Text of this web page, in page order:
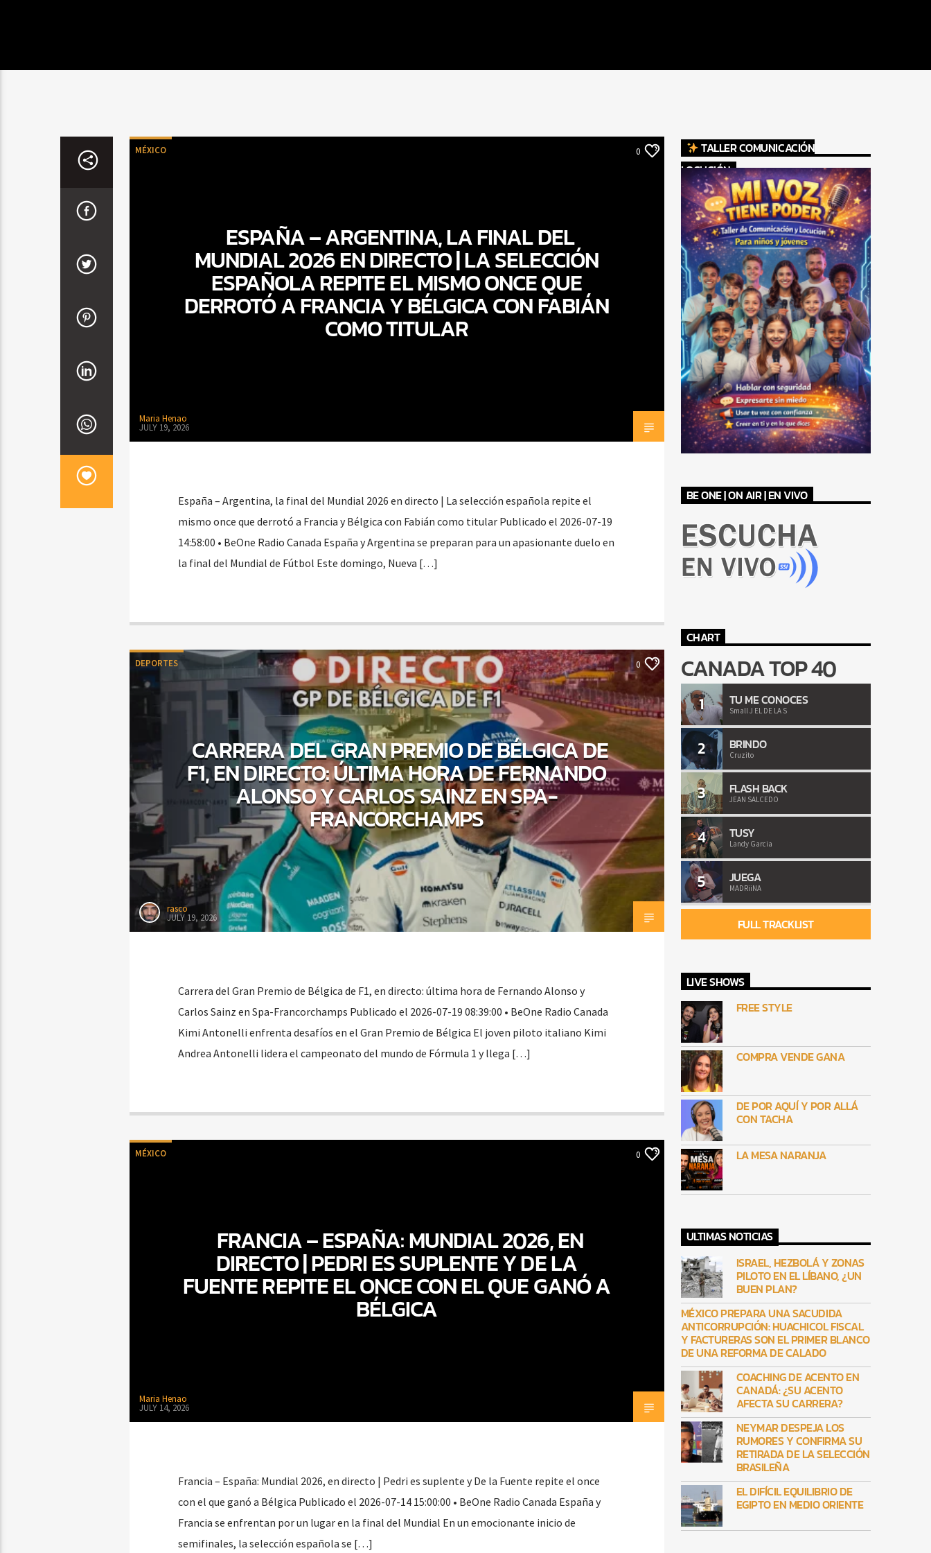
MÉXICO 0
ESPAÑA – ARGENTINA, LA FINAL DEL
MUNDIAL 2026 EN DIRECTO | LA SELECCIÓN
ESPAÑOLA REPITE EL MISMO ONCE QUE
DERROTÓ A FRANCIA Y BÉLGICA CON FABIÁN
COMO TITULAR
Maria Henao
JULY 19, 2026
España – Argentina, la final del Mundial 2026 en directo | La selección española repite el
mismo once que derrotó a Francia y Bélgica con Fabián como titular Publicado el 2026-07-19
14:58:00 • BeOne Radio Canada España y Argentina se preparan para un apasionante duelo en
la final del Mundial de Fútbol Este domingo, Nueva […]
DEPORTES 0
CARRERA DEL GRAN PREMIO DE BÉLGICA DE
F1, EN DIRECTO: ÚLTIMA HORA DE FERNANDO
ALONSO Y CARLOS SAINZ EN SPA-
FRANCORCHAMPS
rasco
JULY 19, 2026
Carrera del Gran Premio de Bélgica de F1, en directo: última hora de Fernando Alonso y
Carlos Sainz en Spa-Francorchamps Publicado el 2026-07-19 08:39:00 • BeOne Radio Canada
Kimi Antonelli enfrenta desafíos en el Gran Premio de Bélgica El joven piloto italiano Kimi
Andrea Antonelli lidera el campeonato del mundo de Fórmula 1 y llega […]
MÉXICO 0
FRANCIA – ESPAÑA: MUNDIAL 2026, EN
DIRECTO | PEDRI ES SUPLENTE Y DE LA
FUENTE REPITE EL ONCE CON EL QUE GANÓ A
BÉLGICA
Maria Henao
JULY 14, 2026
Francia – España: Mundial 2026, en directo | Pedri es suplente y De la Fuente repite el once
con el que ganó a Bélgica Publicado el 2026-07-14 15:00:00 • BeOne Radio Canada España y
Francia se enfrentan por un lugar en la final del Mundial En un emocionante inicio de
semifinales, la selección española se […]
TALLER COMUNICACIÓN
LOCUCIÓN
BE ONE | ON AIR | EN VIVO
CHART
CANADA TOP 40
1 TU ME CONOCES
Small J EL DE LA S
2 BRINDO
Cruzito
3 FLASH BACK
JEAN SALCEDO
4 TUSY
Landy Garcia
5 JUEGA
MADRiiNA
FULL TRACKLIST
LIVE SHOWS
FREE STYLE
COMPRA VENDE GANA
DE POR AQUÍ Y POR ALLÁ
CON TACHA
LA MESA NARANJA
ULTIMAS NOTICIAS
ISRAEL, HEZBOLÁ Y ZONAS
PILOTO EN EL LÍBANO, ¿UN
BUEN PLAN?
MÉXICO PREPARA UNA SACUDIDA
ANTICORRUPCIÓN: HUACHICOL FISCAL
Y FACTURERAS SON EL PRIMER BLANCO
DE UNA REFORMA DE CALADO
COACHING DE ACENTO EN
CANADÁ: ¿SU ACENTO
AFECTA SU CARRERA?
NEYMAR DESPEJA LOS
RUMORES Y CONFIRMA SU
RETIRADA DE LA SELECCIÓN
BRASILEÑA
EL DIFÍCIL EQUILIBRIO DE
EGIPTO EN MEDIO ORIENTE